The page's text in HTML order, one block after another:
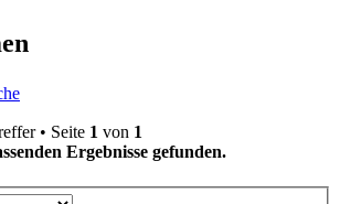
• Seite 1 von 1
Ergebnisse gefunden.